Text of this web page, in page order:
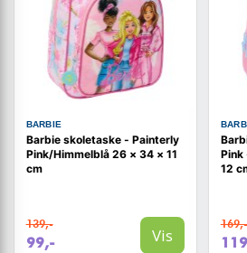
BARBIE
Barbie skoletaske - Painterly
Pink/Himmelblå 26 × 34 × 11
cm
139,-
99,- Vis
Pink
12
169,-